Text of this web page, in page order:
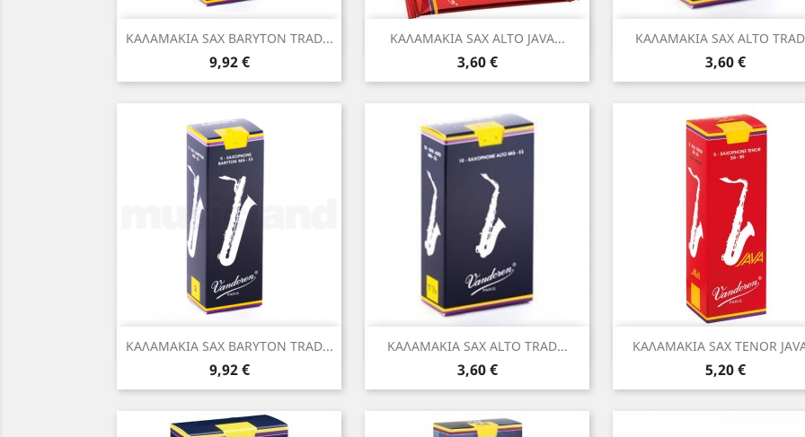
ΚΑΛΑΜΑΚΙΑ SAX BARYTON TRAD...
Τιμή
9,92 €
Γρήγορη προβολή ΚΑΛΑΜΑΚΙΑ SAX ALTO JAVA...
Τιμή
3,60 €
Γρήγορη προβολή ΚΑΛΑΜΑΚΙΑ SAX ALTO
Τιμή
3,60 €
Γρήγορη προβολή
ΚΑΛΑΜΑΚΙΑ SAX BARYTON TRAD...
Τιμή
9,92 €
Γρήγορη προβολή ΚΑΛΑΜΑΚΙΑ SAX ALTO TRAD...
Τιμή
3,60 €
Γρήγορη προβολή ΚΑΛΑΜΑΚΙΑ SAX TENOR
Τιμή
5,20 €
Γρήγορη προβολή